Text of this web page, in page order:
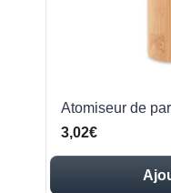
Atomiseur de
3,02€